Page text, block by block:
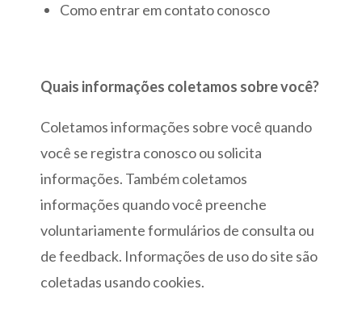
Como entrar em contato conosco
Quais informações coletamos sobre você?
Coletamos informações sobre você quando
você se registra conosco ou solicita
informações. Também coletamos
informações quando você preenche
voluntariamente formulários de consulta ou
de feedback. Informações de uso do site são
coletadas usando cookies.